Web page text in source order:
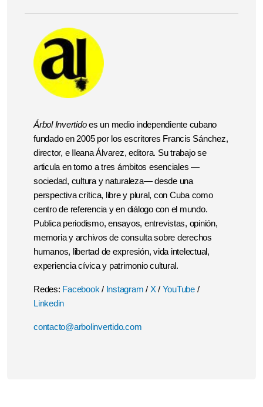
Árbol Invertidoes un medio independiente cubano
fundado en 2005 por los escritores Francis Sánchez,
director, e Ileana Álvarez, editora. Su trabajo se
articula en torno a tres ámbitos esenciales —
sociedad, cultura y naturaleza— desde una
perspectiva crítica, libre y plural, con Cuba como
centro de referencia y en diálogo con el mundo.
Publica periodismo, ensayos, entrevistas, opinión,
memoria y archivos de consulta sobre derechos
humanos, libertad de expresión, vida intelectual,
experiencia cívica y patrimonio cultural.
Redes: Facebook / Instagram / X/ YouTube /
Linkedin
contacto@arbolinvertido.com